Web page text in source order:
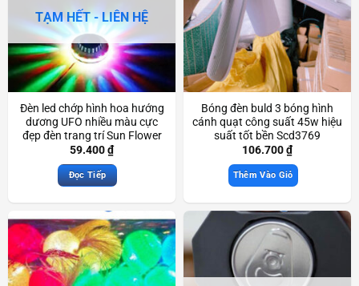
TẠM HẾT - LIÊN HỆ
Đèn led chớp hình hoa hướng
dương UFO nhiều màu cực
đẹp đèn trang trí Sun Flower
Led Light đẹp mắt Scd3740
59.400₫
Đọc Tiếp
Bóng đèn buld 3 bóng hình
cánh quạt công suất 45w hiệu
suất tốt bền Scd3769
106.700₫
Thêm Vào Giỏ